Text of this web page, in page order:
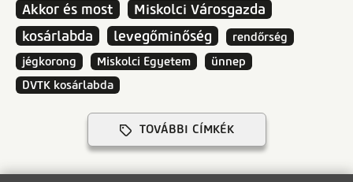
Akkor és most
Miskolci Városgazda
kosárlabda
levegőminőség
rendőrség
jégkorong
Miskolci Egyetem
ünnep
DVTK kosárlabda
TOVÁBBI CÍMKÉK